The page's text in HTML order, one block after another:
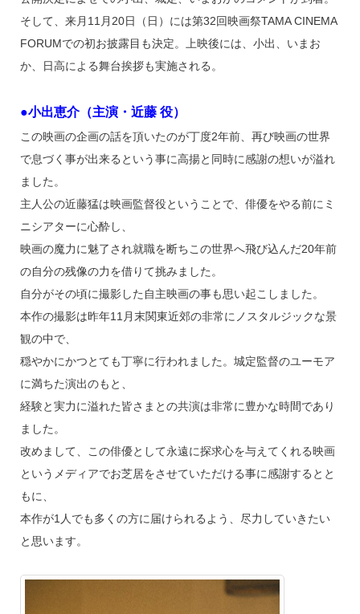
そして、来月11月20日（日）には第32回映画祭TAMA CINEMA
FORUMでの初お披露目も決定。上映後には、小出、いまお
か、日高による舞台挨拶も実施される。
●小出恵介（主演・近藤 役）
この映画の企画の話を頂いたのが丁度2年前、再び映画の世界
で息づく事が出来るという事に高揚と同時に感謝の想いが溢れ
ました。
主人公の近藤猛は映画監督役ということで、俳優をやる前にミ
ニシアターに心酔し、
映画の魔力に魅了され就職を断ちこの世界へ飛び込んだ20年前
の自分の残像の力を借りて挑みました。
自分がその頃に撮影した自主映画の事も思い起こしました。
本作の撮影は昨年11月末関東近郊の非常にノスタルジックな景
観の中で、
穏やかにかつとても丁寧に行われました。城定監督のユーモア
に満ちた演出のもと、
経験と実力に溢れた皆さまとの共演は非常に豊かな時間であり
ました。
改めまして、この俳優として永遠に探求心を与えてくれる映画
というメディアでお芝居をさせていただける事に感謝するとと
もに、
本作が1人でも多くの方に届けられるよう、尽力していきたい
と思います。